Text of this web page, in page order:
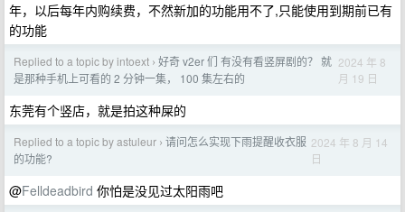
年，以后每年内购续费，不然新加的功能用不了,只能使用到期前已有
的功能
Replied to a topic by intoext › 好奇 v2er 们 有没有看竖屏剧的？ 就
是那种手机上可看的 2 分钟一集， 100 集左右的
2024 年 8
月 19 日
东莞有个竖店，就是拍这种屎的
Replied to a topic by astuleur › 请问怎么实现下雨提醒收衣服
的功能?
2024 年 8 月 14
日
@Felldeadbird 你怕是没见过太阳雨吧